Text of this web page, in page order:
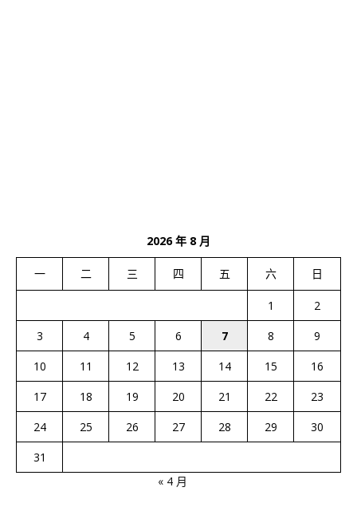
2026 年 8 月
一 二 三 四 五 六 日
1
2
3
4 5 6 7 8
9
10
11 12 13 14 15
16
17
18 19 20 21 22
23
24
25 26 27 28 29
30
31
« 4 月